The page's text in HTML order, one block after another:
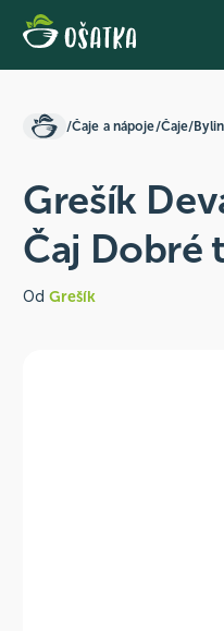
/Čaje a nápoje/Čaje/
Grešík
Čaj Dobré
Od Grešík